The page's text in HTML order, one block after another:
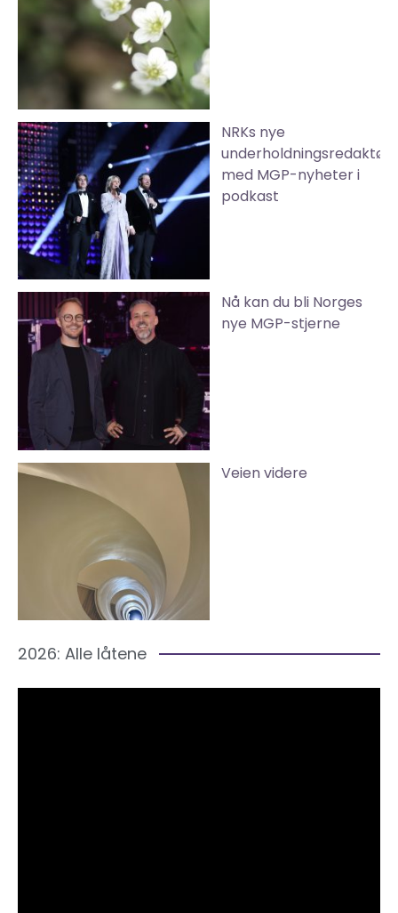
NRKs nye
underholdningsredaktør
med MGP-nyheter i
podkast
Nå kan du bli Norges
nye MGP-stjerne
Veien videre
2026: Alle låtene